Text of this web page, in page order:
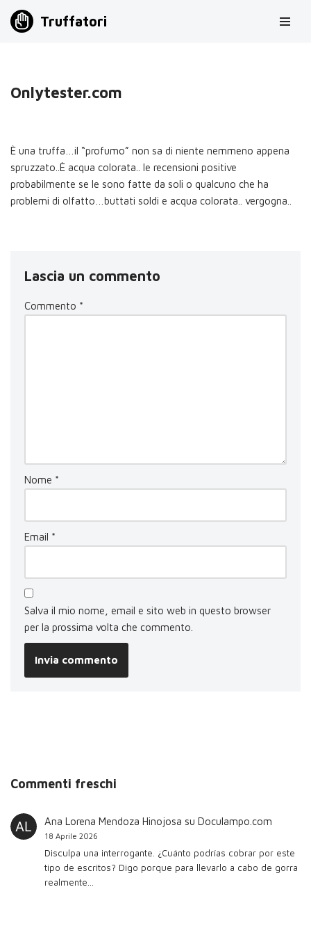
Truffatori
Onlytester.com
È una truffa…il “profumo” non sa di niente nemmeno appena
spruzzato..È acqua colorata.. le recensioni positive
probabilmente se le sono fatte da soli o qualcuno che ha
problemi di olfatto…buttati soldi e acqua colorata.. vergogna..
Lascia un commento
Commento *
Nome *
Email *
Salva il mio nome, email e sito web in questo browser
per la prossima volta che commento.
Commenti freschi
Ana Lorena Mendoza Hinojosa su Doculampo.com
18 Aprile 2026
Disculpa una interrogante. ¿Cuánto podrías cobrar por este
tipo de escritos? Digo porque para llevarlo a cabo de gorra
realmente…